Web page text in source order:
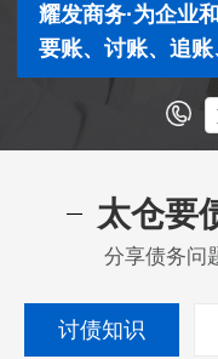
耀发商务·为企业
要账、讨账、追
太仓要
分享债务问
讨债知识